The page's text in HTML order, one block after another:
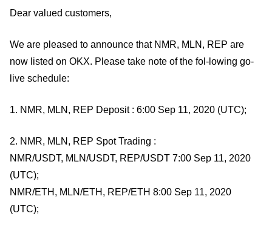
Dear valued customers,
We are pleased to announce that NMR, MLN, REP are
now listed on OKX. Please take note of the fol-lowing go-
live schedule:
1. NMR, MLN, REP Deposit : 6:00 Sep 11, 2020 (UTC);
2. NMR, MLN, REP Spot Trading :
NMR/USDT, MLN/USDT, REP/USDT 7:00 Sep 11, 2020
(UTC);
NMR/ETH, MLN/ETH, REP/ETH 8:00 Sep 11, 2020
(UTC);